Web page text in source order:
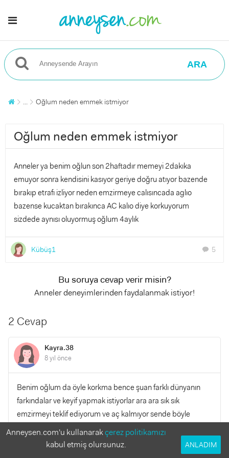
ARA
... Oğlum neden emmek istmiyor
Oğlum neden emmek istmiyor
Anneler ya benim oğlun son 2haftadır memeyi 2dakıka
emuyor sonra kendisini kasıyor geriye doğru atıyor bazende
bırakıp etrafı izliyor neden emzirmeye calısıncada aglıo
bazense kucaktan bırakınca AC kalıo diye korkuyorum
sizdede aynısı oluyormuş oğlum 4aylık
Kübüş1 chat 5
Bu soruya cevap verir misin?
Anneler deneyimlerinden faydalanmak istiyor!
2 Cevap
Kayra.38
8 yıl önce
Benim oğlum da öyle korkma bence şuan farklı dünyanın
farkındalar ve keyif yapmak istiyorlar ara ara sık sık
emzirmeyi teklif ediyorum ve aç kalmıyor sende böyle
YANITLA
Anneysen.com'u kullanarakçerez politikamızı
kabul etmiş olursunuz.
ANLADIM